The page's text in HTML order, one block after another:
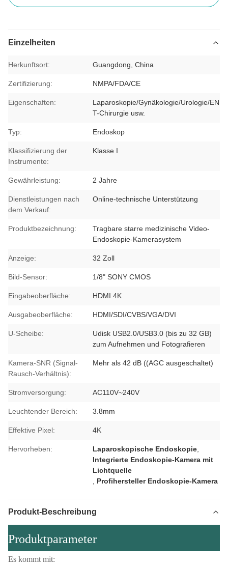
Einzelheiten
Herkunftsort: Guangdong, China
Zertifizierung: NMPA/FDA/CE
Eigenschaften:
Laparoskopie/Gynäkologie/Urologie/EN
T-Chirurgie usw.
Typ: Endoskop
Klassifizierung der
Instrumente:
Klasse I
Gewährleistung: 2 Jahre
Dienstleistungen nach
dem Verkauf:
Online-technische Unterstützung
Produktbezeichnung:
Tragbare starre medizinische Video-
Endoskopie-Kamerasystem
Anzeige: 32 Zoll
Bild-Sensor: 1/8" SONY CMOS
Eingabeoberfläche: HDMI 4K
Ausgabeoberfläche: HDMI/SDI/CVBS/VGA/DVI
U-Scheibe:
Udisk USB2.0/USB3.0 (bis zu 32 GB)
zum Aufnehmen und Fotografieren
Kamera-SNR (Signal-
Rausch-Verhältnis):
Mehr als 42 dB ((AGC ausgeschaltet)
Stromversorgung: AC110V~240V
Leuchtender Bereich: 3.8mm
Effektive Pixel: 4K
Hervorheben: Laparoskopische Endoskopie
Integrierte Endoskopie-Kamera mit
Lichtquelle
Profihersteller Endoskopie-Kamera
Produkt-Beschreibung
Produktparameter
Es kommt mit: